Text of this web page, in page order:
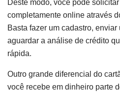
Deste modo, você pode
completamente online através
Basta fazer um cadastro,
aguardar a análise de crédito
rápida.
Outro grande diferencial do
você recebe em dinheiro parte